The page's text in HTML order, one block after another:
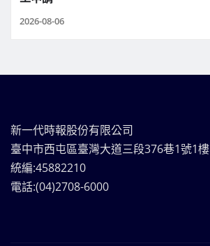
2026-08-06
新一代時報股份有限公司
臺中市西屯區臺灣大道三段376巷1號1樓
統編:45882210
電話:(04)2708-6000